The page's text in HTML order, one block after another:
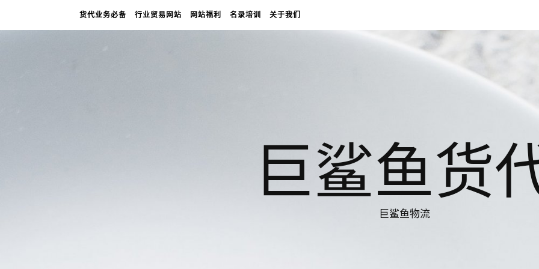
货代业务必备 行业贸易网站 网站福利 名录培训 关于我们
巨鲨鱼货
巨鲨鱼物流